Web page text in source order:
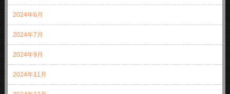
2024年6月
2024年7月
2024年9月
2024年11月